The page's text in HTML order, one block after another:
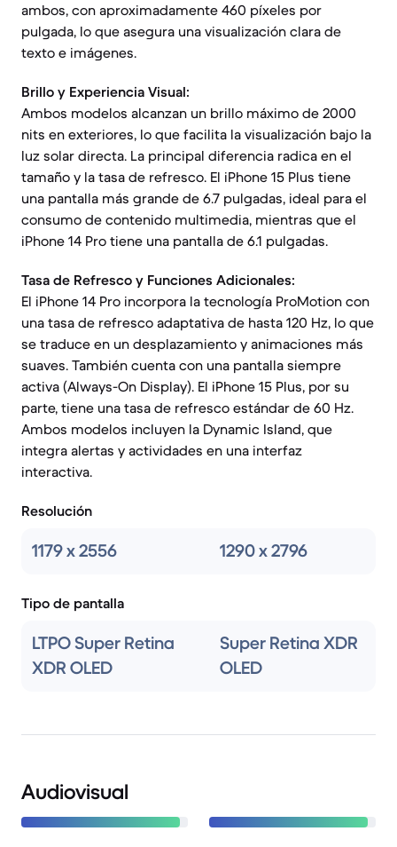
ambos, con aproximadamente 460 píxeles por
pulgada, lo que asegura una visualización clara de
texto e imágenes.
Brillo y Experiencia Visual:
Ambos modelos alcanzan un brillo máximo de 2000
nits en exteriores, lo que facilita la visualización bajo la
luz solar directa. La principal diferencia radica en el
tamaño y la tasa de refresco. El iPhone 15 Plus tiene
una pantalla más grande de 6.7 pulgadas, ideal para el
consumo de contenido multimedia, mientras que el
iPhone 14 Pro tiene una pantalla de 6.1 pulgadas.
Tasa de Refresco y Funciones Adicionales:
El iPhone 14 Pro incorpora la tecnología ProMotion con
una tasa de refresco adaptativa de hasta 120 Hz, lo que
se traduce en un desplazamiento y animaciones más
suaves. También cuenta con una pantalla siempre
activa (Always-On Display). El iPhone 15 Plus, por su
parte, tiene una tasa de refresco estándar de 60 Hz.
Ambos modelos incluyen la Dynamic Island, que
integra alertas y actividades en una interfaz
interactiva.
Resolución
1179 x 2556 1290 x 2796
Tipo de pantalla
LTPO Super Retina
XDR OLED
Super Retina XDR
OLED
Audiovisual